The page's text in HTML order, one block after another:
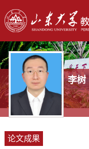
李树
论文成果